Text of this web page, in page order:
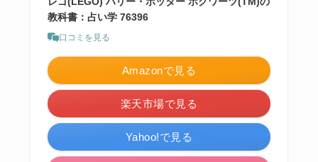
教科書：占い学 76396
口コミを見る
Amazonで見る
楽天市場で見る
Yahoo!で見る